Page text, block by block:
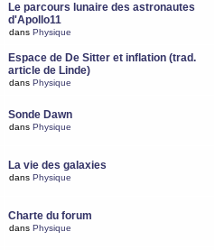
Le parcours lunaire des astronautes
d'Apollo11
dans Physique
Espace de De Sitter et inflation (trad.
article de Linde)
dans Physique
Sonde Dawn
dans Physique
La vie des galaxies
dans Physique
Charte du forum
dans Physique